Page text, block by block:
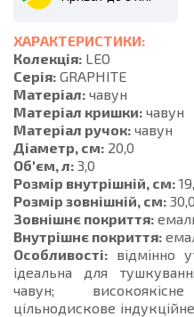
ХАРАКТЕРИСТИКИ:
Колекція: LEO
Серія: GRAPHITE
Матеріал: чавун
Матеріал кришки: чавун
Матеріал ручок: чавун
Діаметр, см: 20,0
Об'єм, л: 3,0
Розмір внутрішній, см:
Розмір зовнішній, см:
Зовнішнє покриття:
Внутрішнє покриття:
Особливості: відмінно
ідеальна для
чавун;
цільнодискове